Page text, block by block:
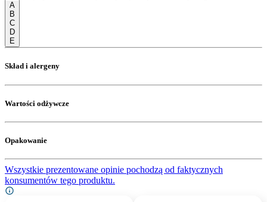
A
B
C
D
E
Skład i alergeny
Wartości odżywcze
Opakowanie
Wszystkie prezentowane opinie pochodzą od faktycznych
konsumentów tego produktu.